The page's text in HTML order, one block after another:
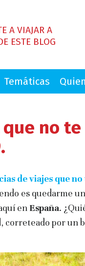
A VIAJAR A
ESTE BLOG
Temáticas
no te
de viajes que no
es quedarme
en España.
correteado por un